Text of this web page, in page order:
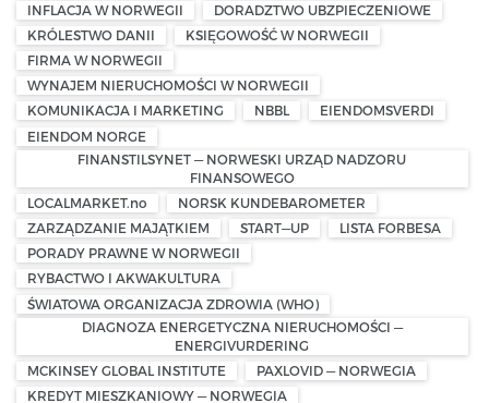
INFLACJA W NORWEGII
DORADZTWO UBZPIECZENIOWE
KRÓLESTWO DANII
KSIĘGOWOŚĆ W NORWEGII
FIRMA W NORWEGII
WYNAJEM NIERUCHOMOŚCI W NORWEGII
KOMUNIKACJA I MARKETING
NBBL
EIENDOMSVERDI
EIENDOM NORGE
FINANSTILSYNET — NORWESKI URZĄD NADZORU
FINANSOWEGO
LOCALMARKET.no
NORSK KUNDEBAROMETER
ZARZĄDZANIE MAJĄTKIEM
START—UP
LISTA FORBESA
PORADY PRAWNE W NORWEGII
RYBACTWO I AKWAKULTURA
ŚWIATOWA ORGANIZACJA ZDROWIA (WHO)
DIAGNOZA ENERGETYCZNA NIERUCHOMOŚCI —
ENERGIVURDERING
MCKINSEY GLOBAL INSTITUTE
PAXLOVID — NORWEGIA
KREDYT MIESZKANIOWY — NORWEGIA